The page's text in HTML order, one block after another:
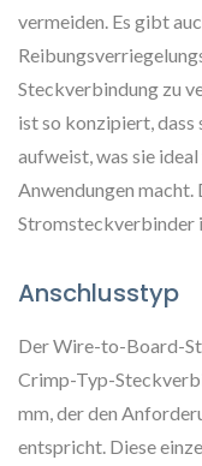
vermeiden. Es gibt
Steckverbindung zu
ist so konzipiert, dass
aufweist, was sie
Anwendungen
Stromsteckverbinder
Anschlusstyp
Der Wire-to-Board-
Crimp-Typ-
mm, der den
entspricht. Diese